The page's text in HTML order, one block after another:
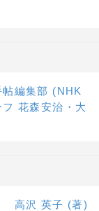
編集部 (NHK
花森安治・大
高沢 英子 (著)